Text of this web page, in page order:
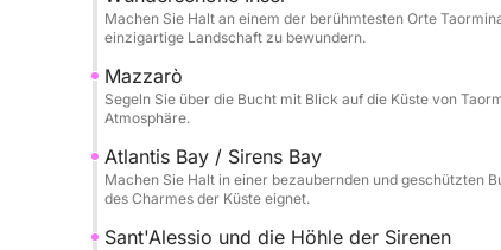
Entdeckung des schönsten Meeres an der
Machen Sie Halt an einem der berühmtesten Orte
einzigartige Landschaft zu bewundern.
Mazzarò
Segeln Sie über die Bucht mit Blick auf die Küste von
Atmosphäre.
Atlantis Bay / Sirens Bay
Machen Sie Halt in einer bezaubernden und geschützten
des Charmes der Küste eignet.
Sant'Alessio und die Höhle der Sirenen